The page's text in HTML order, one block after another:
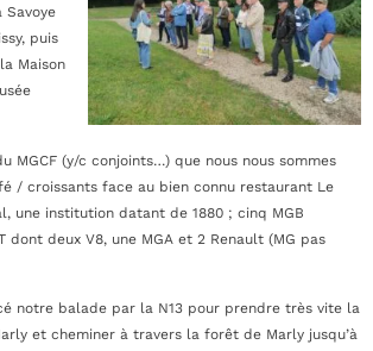
Savoye
puis
Maison
MGCF (y/c conjoints…) que nous nous sommes
/ croissants face au bien connu restaurant Le
une institution datant de 1880 ; cinq MGB
dont deux V8, une MGA et 2 Renault (MG pas
notre balade par la N13 pour prendre très vite la
et cheminer à travers la forêt de Marly jusqu’à